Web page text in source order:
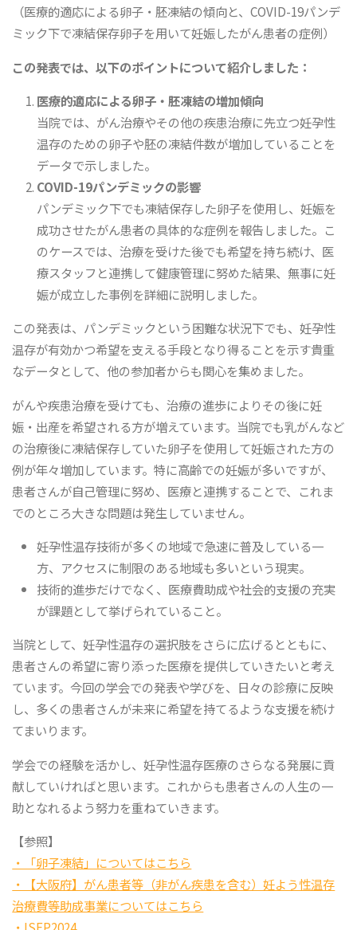
（医療的適応による卵子・胚凍結の傾向と、COVID-19パンデ
ミック下で凍結保存卵子を用いて妊娠したがん患者の症例）
この発表では、以下のポイントについて紹介しました：
医療的適応による卵子・胚凍結の増加傾向
当院では、がん治療やその他の疾患治療に先立つ妊孕性
温存のための卵子や胚の凍結件数が増加していることを
データで示しました。
COVID-19パンデミックの影響
パンデミック下でも凍結保存した卵子を使用し、妊娠を
成功させたがん患者の具体的な症例を報告しました。こ
のケースでは、治療を受けた後でも希望を持ち続け、医
療スタッフと連携して健康管理に努めた結果、無事に妊
娠が成立した事例を詳細に説明しました。
この発表は、パンデミックという困難な状況下でも、妊孕性
温存が有効かつ希望を支える手段となり得ることを示す貴重
なデータとして、他の参加者からも関心を集めました。
がんや疾患治療を受けても、治療の進歩によりその後に妊
娠・出産を希望される方が増えています。当院でも乳がんなど
の治療後に凍結保存していた卵子を使用して妊娠された方の
例が年々増加しています。特に高齢での妊娠が多いですが、
患者さんが自己管理に努め、医療と連携することで、これま
でのところ大きな問題は発生していません。
妊孕性温存技術が多くの地域で急速に普及している一
方、アクセスに制限のある地域も多いという現実。
技術的進歩だけでなく、医療費助成や社会的支援の充実
が課題として挙げられていること。
当院として、妊孕性温存の選択肢をさらに広げるとともに、
患者さんの希望に寄り添った医療を提供していきたいと考え
ています。今回の学会での発表や学びを、日々の診療に反映
し、多くの患者さんが未来に希望を持てるような支援を続け
てまいります。
学会での経験を活かし、妊孕性温存医療のさらなる発展に貢
献していければと思います。これからも患者さんの人生の一
助となれるよう努力を重ねていきます。
【参照】
・「卵子凍結」についてはこちら
・【大阪府】がん患者等（非がん疾患を含む）妊よう性温存
治療費等助成事業についてはこちら